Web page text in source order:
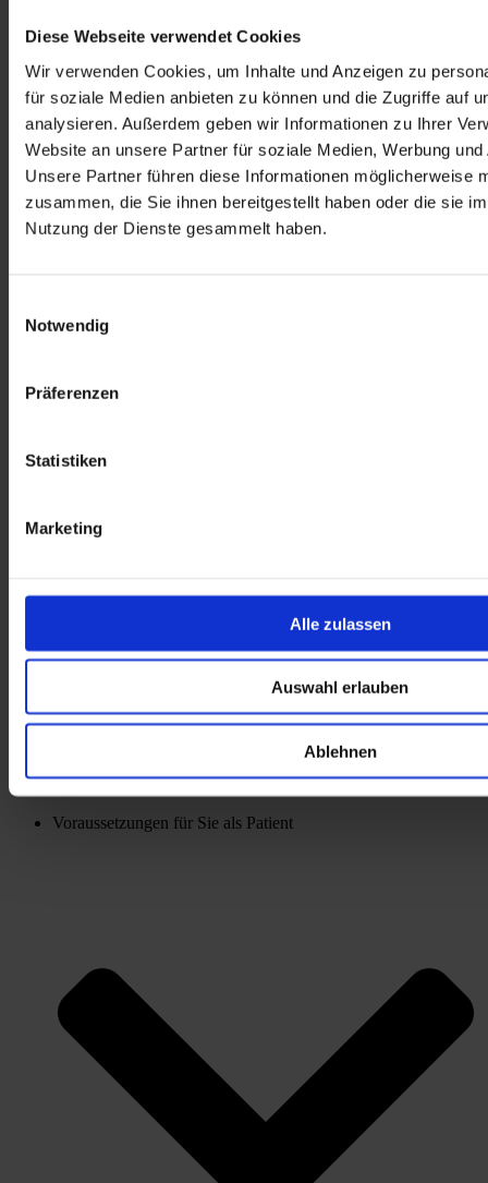
Diese Webseite verwendet Cookies
Wir verwenden Cookies, um Inhalte und Anzeigen zu
für soziale Medien anbieten zu können und die Zugriffe auf
analysieren. Außerdem geben wir Informationen zu Ihrer
Website an unsere Partner für soziale Medien, Werbung
Unsere Partner führen diese Informationen möglicherweise
zusammen, die Sie ihnen bereitgestellt haben oder die sie
Nutzung der Dienste gesammelt haben.
Notwendig
Präferenzen
Statistiken
Marketing
Alle zulassen
Auswahl erlauben
Ablehnen
vierbeinigen Freund antreten. Voraussetzung ist, dass Ihre
Erkrankung im Therapiespektrum der jeweiligen Klinik behandelt
werden kann. Im Folgenden haben wir die wichtigsten
Informationen zur Reha mit Hund für Sie zusammengestellt.
Was müssen Sie beachten?
Voraussetzungen für Sie als Patient